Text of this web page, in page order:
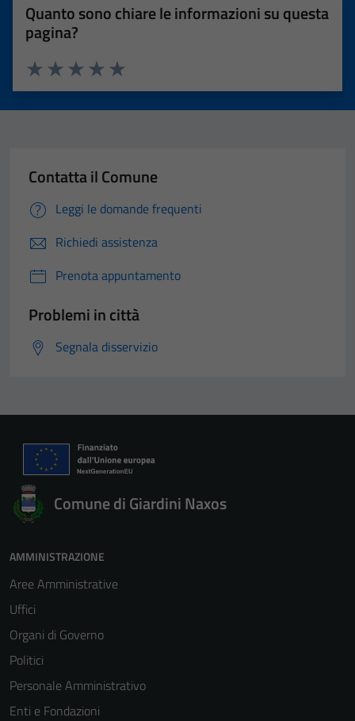
Quanto sono chiare le informazioni su questa
pagina?
Valuta 5 stelle su 5
Valuta 4 stelle su 5
Valuta 3 stelle su 5
Valuta 2 stelle su 5
Valuta 1 stelle su 5
Contatta il Comune
Leggi le domande frequenti
Richiedi assistenza
Prenota appuntamento
Problemi in città
Segnala disservizio
Comune di Giardini Naxos
AMMINISTRAZIONE
Aree Amministrative
Uffici
Organi di Governo
Politici
Personale Amministrativo
Enti e Fondazioni